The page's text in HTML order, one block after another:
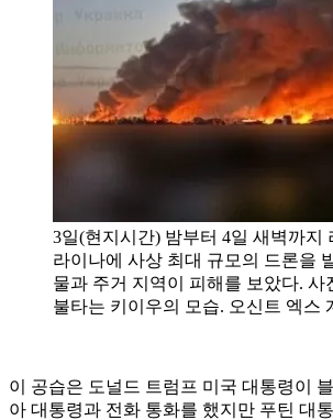
3일(현지시간) 밤부터 4일 새벽까지
라이나에 사상 최대 규모의 드론을
물과 주거 지역이 피해를 보았다. 사
불타는 키이우의 모습. 오신트 엑스
이 공습은 도널드 트럼프 미국 대통령이
아 대통령과 전화 통화를 했지만 푸틴 대